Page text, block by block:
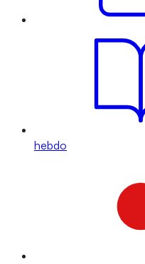
hebdo